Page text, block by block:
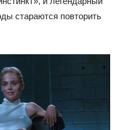
стараются повторить